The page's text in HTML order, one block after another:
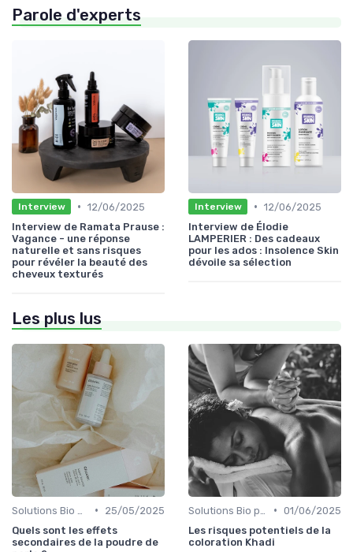
Parole d'experts
Interview • 12/06/2025
Interview de Ramata Prause :
Vagance - une réponse
naturelle et sans risques
pour révéler la beauté des
cheveux texturés
Interview • 12/06/2025
Interview de Élodie
LAMPERIER : Des cadeaux
pour les ados : Insolence Skin
dévoile sa sélection
Les plus lus
•
25/05/2025
Quels sont les effets
secondaires de la poudre de
• 01/06/2025
Les risques potentiels de la
coloration Khadi